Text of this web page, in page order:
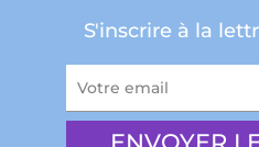
S'inscrire à la